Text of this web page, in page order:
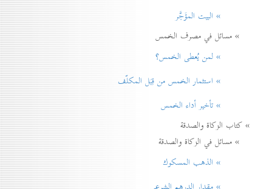
» البيت المؤَجَّر
» مسائل في مصرف الخمس
» لمن يُعطی الخمس؟
» استثمار الخمس من قِبَل المكلّف
» تأخير أداء الخمس
» كتاب الزكاة والصدقة
» مسائل في الزكاة والصدقة
» الذهب المسكوك